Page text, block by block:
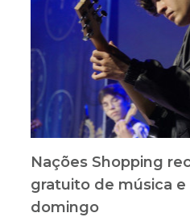
Nações Shopping
gratuito de música
domingo